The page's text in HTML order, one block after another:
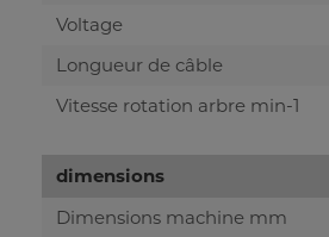
Voltage
Longueur de câble
Vitesse rotation arbre min-1
dimensions
Dimensions machine mm